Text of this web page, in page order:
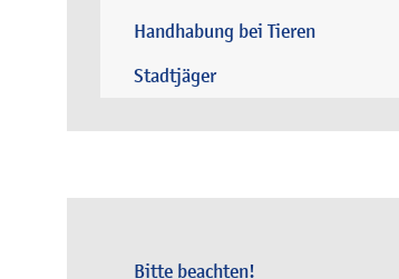
Handhabung bei Tieren
Stadtjäger
Bitte beachten!